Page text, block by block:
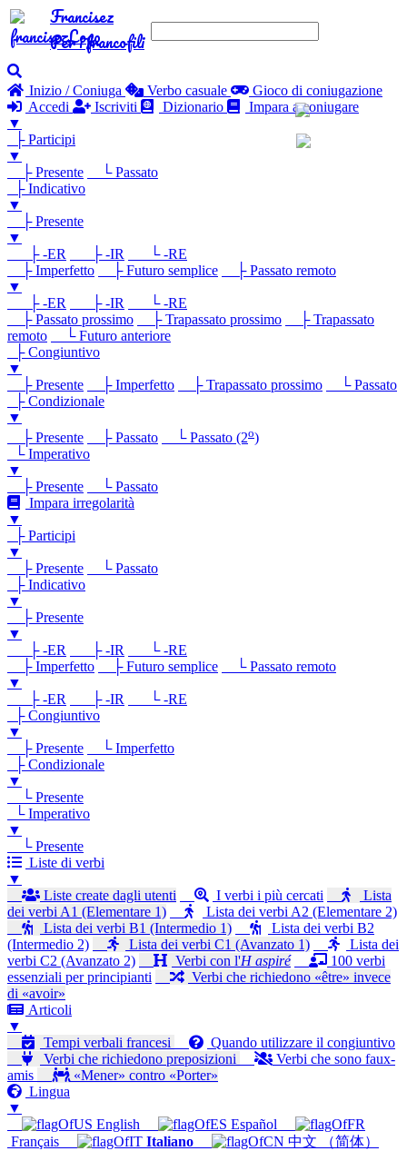
Francisez
Per i francofili
Inizio / Coniuga Verbo casuale
Gioco di coniugazione
Accedi
Iscriviti Dizionario
Impara a coniugare
▼
├ Participi
▼
├ Presente
└ Passato
├ Indicativo
▼
├ Presente
▼
├ -ER
├ -IR
└ -RE
├ Imperfetto
├ Futuro semplice
├ Passato remoto
▼
├ -ER
├ -IR
└ -RE
├ Passato prossimo
├ Trapassato prossimo
├ Trapassato
remoto
└ Futuro anteriore
├ Congiuntivo
▼
├ Presente
├ Imperfetto ├ Trapassato prossimo
└ Passato
├ Condizionale
▼
├ Presente
├ Passato └ Passato (2o)
└ Imperativo
▼
├ Presente
└ Passato
Impara irregolarità
▼
├ Participi
▼
├ Presente
└ Passato
├ Indicativo
▼
├ Presente
▼
├ -ER
├ -IR
└ -RE
├ Imperfetto
├ Futuro semplice
└ Passato remoto
▼
├ -ER
├ -IR
└ -RE
├ Congiuntivo
▼
├ Presente
└ Imperfetto
├ Condizionale
▼
└ Presente
└ Imperativo
▼
└ Presente
Liste di verbi
▼
Liste create dagli utenti
I verbi i più cercati
Lista
dei verbi A1 (Elementare 1)
Lista dei verbi A2 (Elementare 2)
Lista dei verbi B1 (Intermedio 1)
Lista dei verbi B2
(Intermedio 2)
Lista dei verbi C1 (Avanzato 1)
Lista dei
verbi C2 (Avanzato 2)
Verbi con l'H aspiré
100 verbi
essenziali per principianti
Verbi che richiedono «être» invece
di «avoir»
Articoli
▼
Tempi verbali francesi
Quando utilizzare il congiuntivo
Verbi che richiedono preposizioni
Verbi che sono faux-
amis
«Mener» contro «Porter»
Lingua
▼
English
Español
Français
Italiano
中文 （简体）